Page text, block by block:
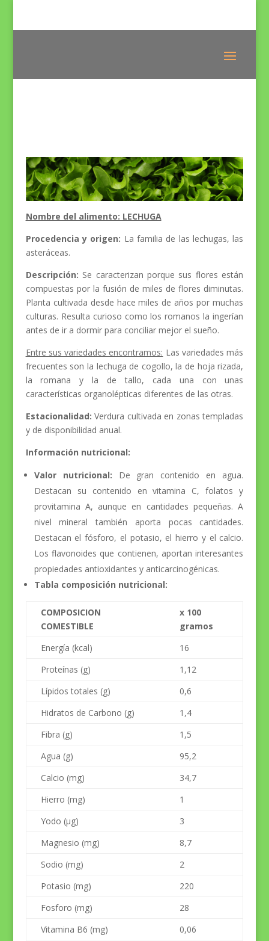
Nombre del alimento: LECHUGA
Procedencia y origen: La familia de las lechugas, las
asteráceas.
Descripción: Se caracterizan porque sus flores están
compuestas por la fusión de miles de flores diminutas.
Planta cultivada desde hace miles de años por muchas
culturas. Resulta curioso como los romanos la ingerían
antes de ir a dormir para conciliar mejor el sueño.
Entre sus variedades encontramos: Las variedades más
frecuentes son la lechuga de cogollo, la de hoja rizada,
la romana y la de tallo, cada una con unas
características organolépticas diferentes de las otras.
Estacionalidad:Verdura cultivada en zonas templadas
y de disponibilidad anual.
Información nutricional:
Valor nutricional: De gran contenido en agua.
Destacan su contenido en vitamina C, folatos y
provitamina A, aunque en cantidades pequeñas. A
nivel mineral también aporta pocas cantidades.
Destacan el fósforo, el potasio, el hierro y el calcio.
Los flavonoides que contienen, aportan interesantes
propiedades antioxidantes y anticarcinogénicas.
Tabla composición nutricional:
COMPOSICION
COMESTIBLE
x 100
gramos
Energía (kcal)
16
Proteínas (g)
1,12
Lípidos totales (g)
0,6
Hidratos de Carbono (g)
1,4
Fibra (g)
1,5
Agua (g)
95,2
Calcio (mg)
34,7
Hierro (mg)
1
Yodo (µg)
3
Magnesio (mg)
8,7
Sodio (mg)
2
Potasio (mg)
220
Fosforo (mg)
28
Vitamina B6 (mg)
0,06